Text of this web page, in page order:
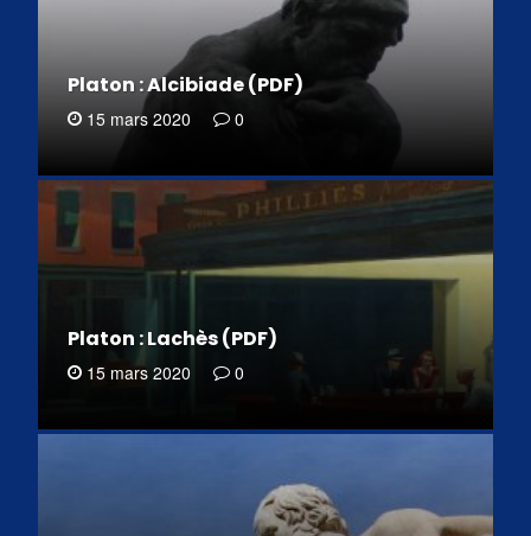
Platon : Alcibiade (PDF)
15 mars 2020 0
Platon : Lachès (PDF)
15 mars 2020 0